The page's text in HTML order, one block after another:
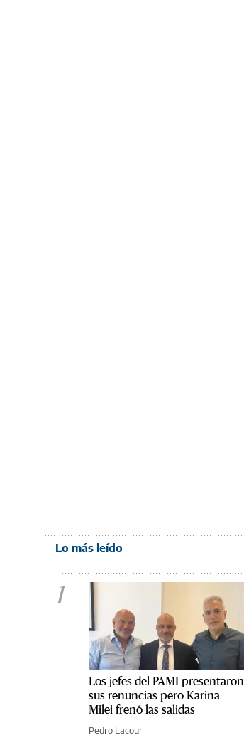
Lo más leído
1
Los jefes del PAMI presentaron
sus renuncias pero Karina
Milei frenó las salidas
Pedro Lacour